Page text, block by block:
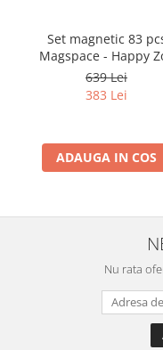
Set magnetic 83
Magspace - Happy
639 Lei
383 Lei
ADAUGA IN COS
Nu rata